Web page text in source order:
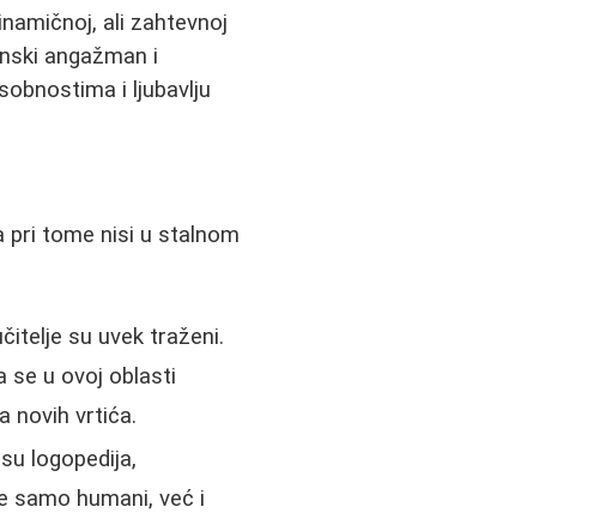
ali zahtevnoj
angažman i
i ljubavlju
pri tome nisi u stalnom
su uvek traženi.
se u ovoj oblasti
novih vrtića.
logopedija,
samo humani, već i